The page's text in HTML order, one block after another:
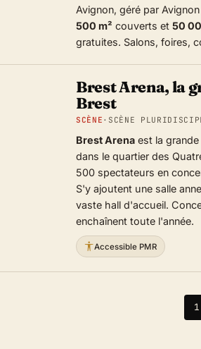
Avignon, géré par
500 m² couverts et 50
gratuites. Salons, foires,
Brest Arena, la
Brest
SCÈNE · SCÈNE
Brest Arena est la
dans le quartier des
500 spectateurs en
S'y ajoutent une salle
vaste hall d'accueil.
enchaînent toute l'année.
Accessible PMR
1